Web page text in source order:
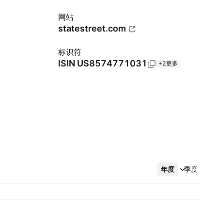
网站
statestreet.com
标识符
ISIN US8574771031 +2更多
年度 季度
更多